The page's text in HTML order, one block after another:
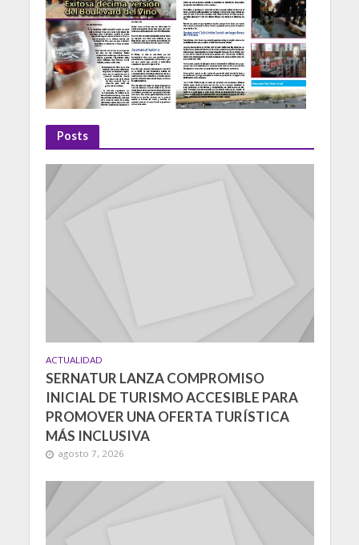
Posts
ACTUALIDAD
SERNATUR LANZA COMPROMISO
INICIAL DE TURISMO ACCESIBLE PARA
PROMOVER UNA OFERTA TURÍSTICA
MÁS INCLUSIVA
agosto 7, 2026